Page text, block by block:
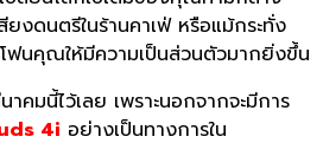
งดนตรีในร้านคาเฟ่ หรือแม้กระทั่ง
โฟนคุณให้มีความเป็นส่วนตัวมากยิ่งขึ้น
คมนี้ไว้เลย เพราะนอกจากจะมีการ
4i อย่างเป็นทางการใน